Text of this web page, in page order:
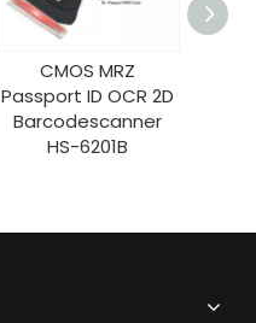
CMOS MRZ
Passport ID OCR 2D
Barcodescanner
HS-6201B